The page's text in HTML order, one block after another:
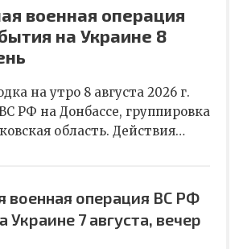
военная операция
на Украине 8
на утро 8 августа 2026 г.
РФ на Донбассе, группировка
область. Действия…
военная операция ВС РФ
Украине 7 августа, вечер